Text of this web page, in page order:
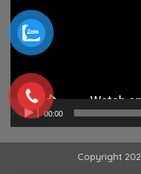
00:00
Copyright